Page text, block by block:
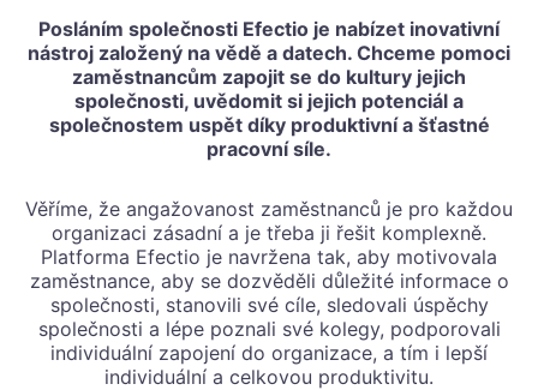
Posláním společnosti Efectio je nabízet inovativní
nástroj založený na vědě a datech. Chceme pomoci
zaměstnancům zapojit se do kultury jejich
společnosti, uvědomit si jejich potenciál a
společnostem uspět díky produktivní a šťastné
pracovní síle.
Věříme, že angažovanost zaměstnanců je pro každou
organizaci zásadní a je třeba ji řešit komplexně.
Platforma Efectio je navržena tak, aby motivovala
zaměstnance, aby se dozvěděli důležité informace o
společnosti, stanovili své cíle, sledovali úspěchy
společnosti a lépe poznali své kolegy, podporovali
individuální zapojení do organizace, a tím i lepší
individuální a celkovou produktivitu.